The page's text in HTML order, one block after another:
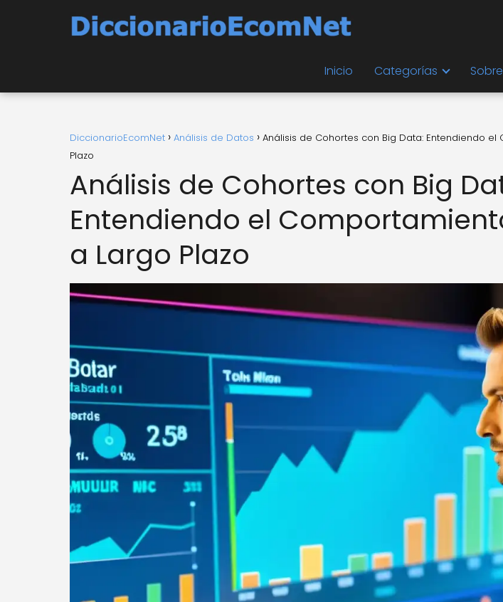
Inicio Categorías
DiccionarioEcomNet Análisis de Datos
Análisis de Cohortes con Big Data: Entendiendo
Plazo
Análisis de Cohortes con Big
Entendiendo el
a Largo Plazo